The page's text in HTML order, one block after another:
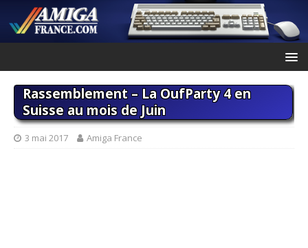
Rassemblement – La OufParty 4 en
Suisse au mois de Juin
3 mai 2017 Amiga France